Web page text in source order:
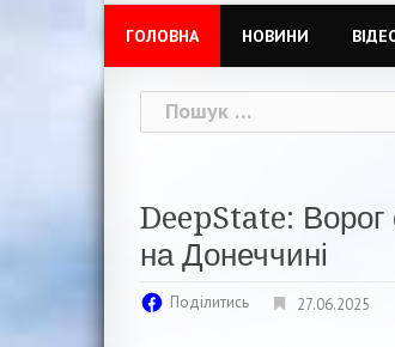
ГОЛОВНА НОВИНИ
Пошук:
DeepState: Ворог
на Донеччині
Поділитись 27.06.2025